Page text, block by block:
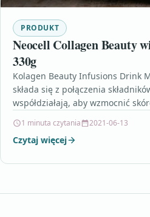
PRODUKT
Neocell Collagen Beauty
330g
Kolagen Beauty Infusions Drink
składa się z połączenia
współdziałają, aby wzmocnić
1 minuta czytania 2021-06-13
Czytaj więcej